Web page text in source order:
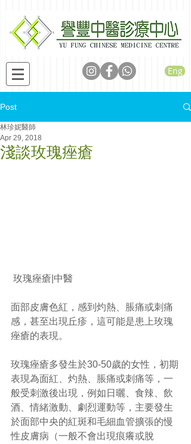
Eng
Post
淺談玫瑰痤瘡
林珍妮醫師
Apr 29, 2018
玫瑰痤瘡|中醫
面部皮膚色紅，感到灼熱、脹痛或刺痛
感，甚至出現丘疹，這可能是患上玫瑰
痤瘡的表現。
玫瑰痤瘡多發生於30-50歲的女性，初期
表現為面紅、灼熱、脹痛或刺痛等，一
般受刺激後出現，例如日曬、食辣、飲
酒、情緒激動、劇烈運動等，主要發生
於面部中央的紅斑和毛細血管擴張的慢
性皮膚病（一般不會出現痕癢或脫